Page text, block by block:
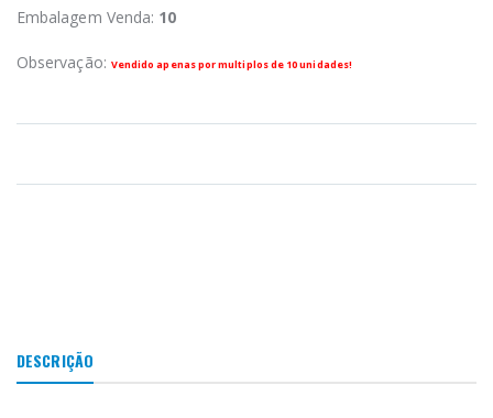
Embalagem Venda: 10
Observação: Vendido apenas por multiplos de 10 unidades!
DESCRIÇÃO